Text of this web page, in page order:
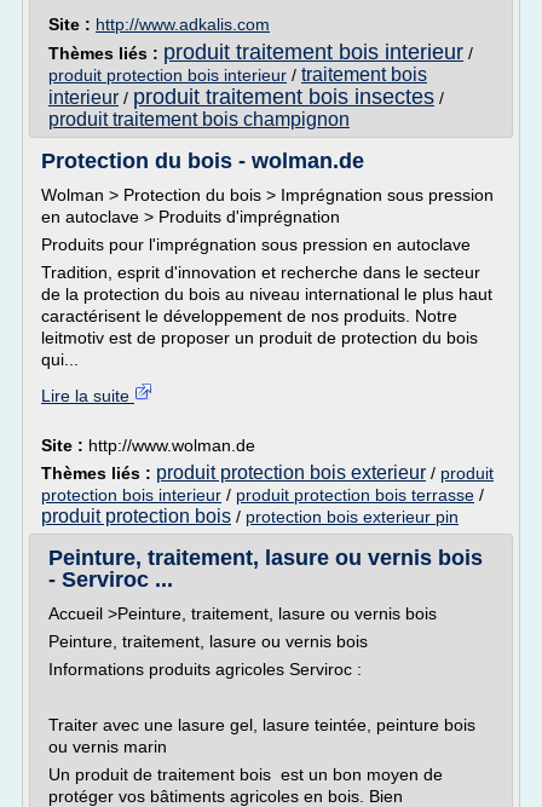
Site : http://www.adkalis.com
Thèmes liés : produit traitement bois interieur /
produit protection bois interieur / traitement bois
interieur / produit traitement bois insectes /
produit traitement bois champignon
Protection du bois - wolman.de
Wolman > Protection du bois > Imprégnation sous pression
en autoclave > Produits d'imprégnation
Produits pour l'imprégnation sous pression en autoclave
Tradition, esprit d'innovation et recherche dans le secteur
de la protection du bois au niveau international le plus haut
caractérisent le développement de nos produits. Notre
leitmotiv est de proposer un produit de protection du bois
qui...
Lire la suite
Site : http://www.wolman.de
Thèmes liés : produit protection bois exterieur / produit
protection bois interieur / produit protection bois terrasse /
produit protection bois / protection bois exterieur pin
Peinture, traitement, lasure ou vernis bois
- Serviroc ...
Accueil >Peinture, traitement, lasure ou vernis bois
Peinture, traitement, lasure ou vernis bois
Informations produits agricoles Serviroc :
Traiter avec une lasure gel, lasure teintée, peinture bois
ou vernis marin
Un produit de traitement bois est un bon moyen de
protéger vos bâtiments agricoles en bois. Bien